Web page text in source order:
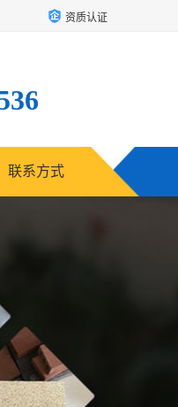
资质认证
联系方式